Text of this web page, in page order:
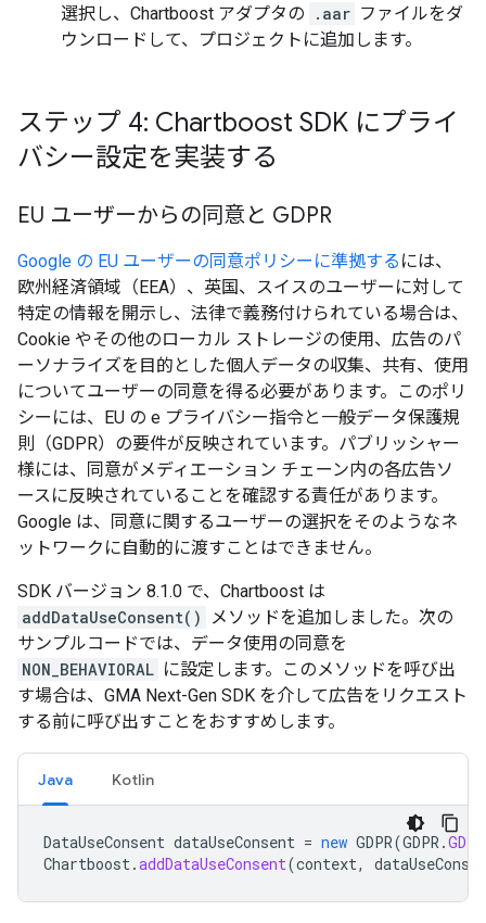
選択し、Chartboost アダプタの
.aar ファイルをダ
ウンロードして、プロジェクトに追加します。
ステップ 4: Chartboost SDK にプライ
バシー設定を実装する
EU ユーザーからの同意と GDPR
Google の EU ユーザーの同意ポリシーに準拠する には、
欧州経済領域（EEA）、英国、スイスのユーザーに対して
特定の情報を開示し、法律で義務付けられている場合は、
Cookie やその他のローカル ストレージの使用、広告のパ
ーソナライズを目的とした個人データの収集、共有、使用
についてユーザーの同意を得る必要があります。このポリ
シーには、EU の e プライバシー指令と一般データ保護規
則（GDPR）の要件が反映されています。パブリッシャー
様には、同意がメディエーション チェーン内の各広告ソ
ースに反映されていることを確認する責任があります。
Google は、同意に関するユーザーの選択をそのようなネ
ットワークに自動的に渡すことはできません。
SDK バージョン 8.1.0 で、Chartboost は
addDataUseConsent()
メソッドを追加しました。次の
サンプルコードでは、データ使用の同意を
NON_BEHAVIORAL に設定します。このメソッドを呼び出
す場合は、 GMA Next-Gen SDK を介して広告をリクエスト
する前に呼び出すことをおすすめします。
Java Kotlin
DataUseConsent dataUseConsent = new GDPR(GDPR .
Chartboost.addDataUseConsent(context,